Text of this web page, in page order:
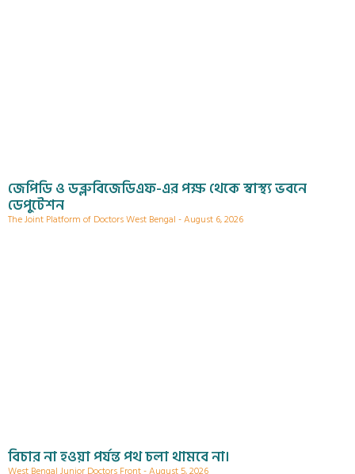
জেপিডি ও ডব্লুবিজেডিএফ-এর পক্ষ থেকে স্বাস্থ্য ভবনে
ডেপুটেশন
The Joint Platform of Doctors West Bengal August 6, 2026
বিচার না হওয়া পর্যন্ত পথ চলা থামবে না।